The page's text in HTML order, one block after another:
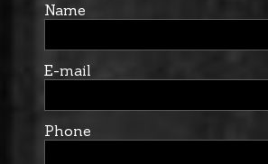
Name
E-mail
Phone